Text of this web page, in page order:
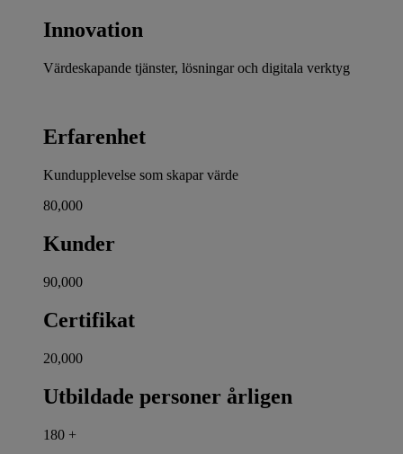
Innovation
Värdeskapande tjänster, lösningar och digitala verktyg
Erfarenhet
Kundupplevelse som skapar värde
80,000
Kunder
90,000
Certifikat
20,000
Utbildade personer årligen
180 +